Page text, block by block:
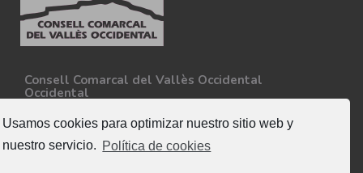
Usamos cookies para optimizar nuestro sitio web y
nuestro servicio. Política de cookies
Consell Comarcal del Vallès Occidental
Occidental
08227 - Terrassa
Tel. 93 727 35 34